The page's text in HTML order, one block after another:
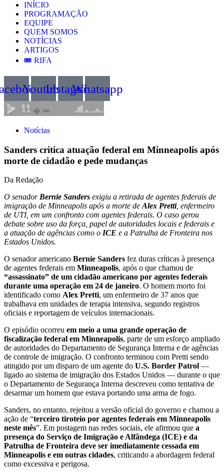
INÍCIO
PROGRAMAÇÃO
EQUIPE
QUEM SOMOS
NOTÍCIAS
ARTIGOS
🎟️ RIFA
YoutubeInstagramWhatsapp
Notícias
Sanders critica atuação federal em Minneapolis após
morte de cidadão e pede mudanças
Da Redação
O senadorBernie Sanders exigiu a retirada de agentes federais de
imigração de Minneapolis após a morte deAlex Pretti, enfermeiro
de UTI, em um confronto com agentes federais. O caso gerou
debate sobre uso da força, papel de autoridades locais e federais e
a atuação de agências como o ICE e a Patrulha de Fronteira nos
Estados Unidos.
O senador americano Bernie Sanders fez duras críticas à presença
de agentes federais em Minneapolis, após o que chamou de
“assassinato” de um cidadão americano por agentes federais
durante uma operação em 24 de janeiro. O homem morto foi
identificado como Alex Pretti, um enfermeiro de 37 anos que
trabalhava em unidades de terapia intensiva, segundo registros
oficiais e reportagem de veículos internacionais.
O episódio ocorreu em meio a uma grande operação de
fiscalização federal em Minneapolis, parte de um esforço ampliado
de autoridades do Departamento de Segurança Interna e de agências
de controle de imigração. O confronto terminou com Pretti sendo
atingido por um disparo de um agente do U.S. Border Patrol —
ligado ao sistema de imigração dos Estados Unidos — durante o que
o Departamento de Segurança Interna descreveu como tentativa de
desarmar um homem que estava portando uma arma de fogo.
Sanders, no entanto, rejeitou a versão oficial do governo e chamou a
ação de “terceiro tiroteio por agentes federais em Minneapolis
neste mês”. Em postagem nas redes sociais, ele afirmou que a
presença do Serviço de Imigração e Alfândega (ICE) e da
Patrulha de Fronteira deve ser imediatamente cessada em
Minneapolis e em outras cidades, criticando a abordagem federal
como excessiva e perigosa.